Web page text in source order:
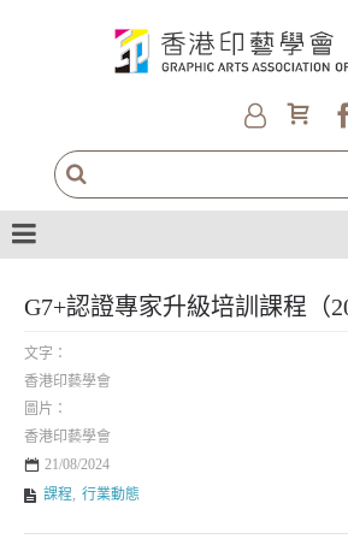
G7+認證專家升級培訓課程（
文字：
香港印藝學會
圖片：
香港印藝學會
21/08/2024
課程, 行業動態